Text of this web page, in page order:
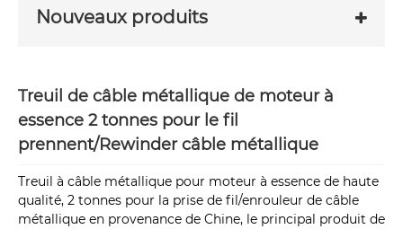
Nouveaux produits
Treuil de câble métallique de moteur à
essence 2 tonnes pour le fil
prennent/Rewinder câble métallique
Treuil à câble métallique pour moteur à essence de haute
qualité, 2 tonnes pour la prise de fil/enrouleur de câble
métallique en provenance de Chine, le principal produit de